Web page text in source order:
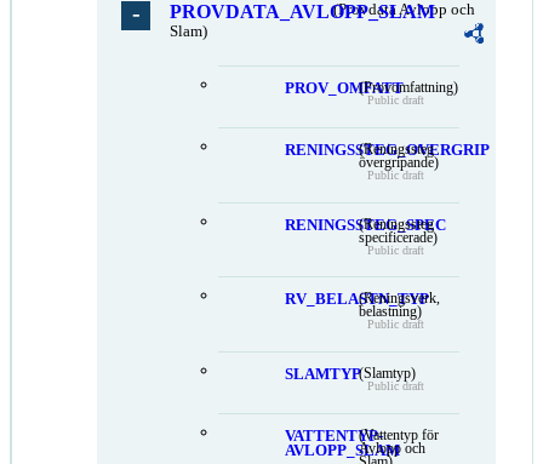
PROVDATA_AVLOPP_SLAM
(Provdata Avlopp och
Slam)
PROV_OMFATT(Provomfattning)
Public draft
RENINGSSTEG_OVERGRIP
(Reningssteg
övergripande)
Public draft
RENINGSSTEG_SPEC
(Reningssteg
specificerade)
Public draft
RV_BELASTN_TYP
(Reningsverk,
belastning)
Public draft
SLAMTYP(Slamtyp)
Public draft
VATTENTYP-
AVLOPP_SLAM
(Vattentyp för
Avlopp och